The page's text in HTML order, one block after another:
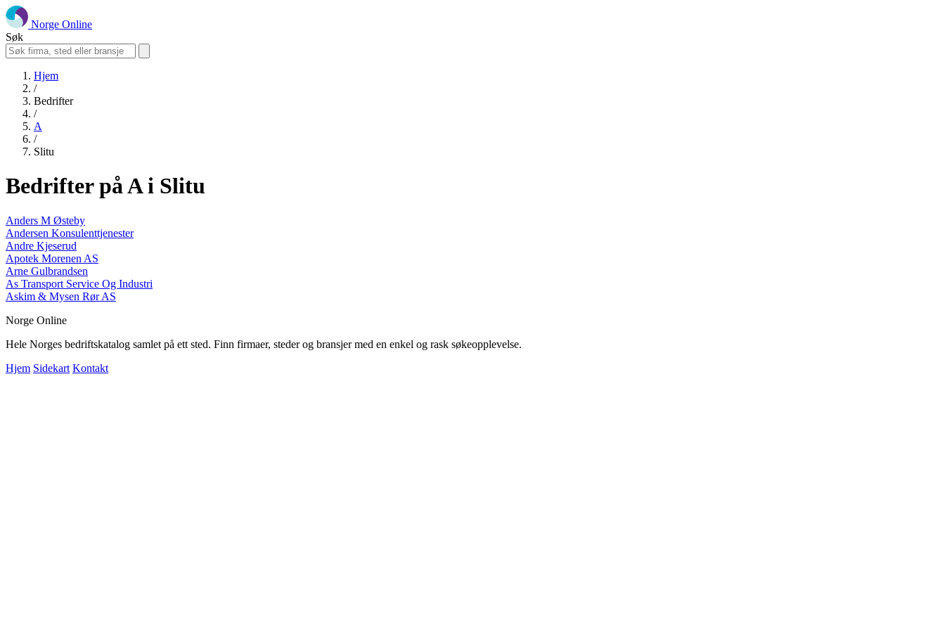
Norge Online
Søk
Hjem
/
Bedrifter
/
A
/
Slitu
Bedrifter på A i Slitu
Anders M Østeby
Andersen Konsulenttjenester
Andre Kjeserud
Apotek Morenen AS
Arne Gulbrandsen
As Transport Service Og Industri
Askim & Mysen Rør AS
Norge Online
Hele Norges bedriftskatalog samlet på ett sted. Finn firmaer, steder og bransjer med en enkel og rask søkeopplevelse.
Hjem Sidekart Kontakt